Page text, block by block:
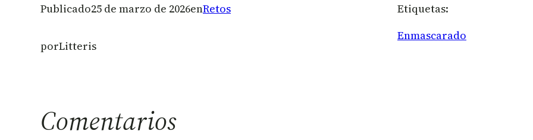
Publicado25 de marzo de 2026enRetos
porLitteris
Etiquetas:
Enmascarado
Comentarios